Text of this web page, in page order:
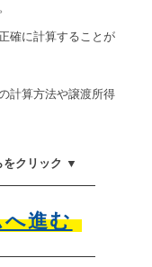
確に計算することが
計算方法や譲渡所得
をクリック ▼
へ進む